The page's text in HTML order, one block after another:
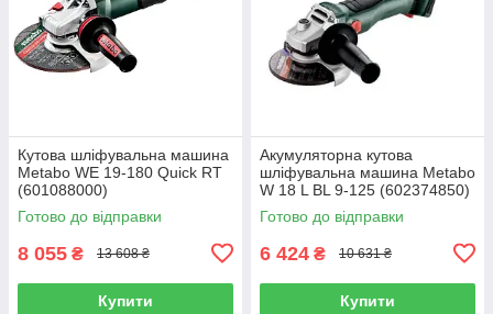
Кутова шліфувальна машина
Metabo WE 19-180 Quick RT
(601088000)
Готово до відправки
8 055 ₴ 13 608 ₴
Купити
Акумуляторна кутова
шліфувальна машина Metabo
W 18 L BL 9-125 (602374850)
Готово до відправки
6 424 ₴ 10 631 ₴
Купити